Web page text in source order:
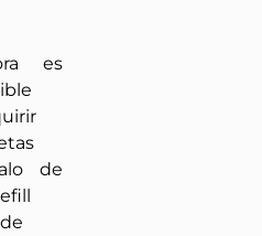
es
de